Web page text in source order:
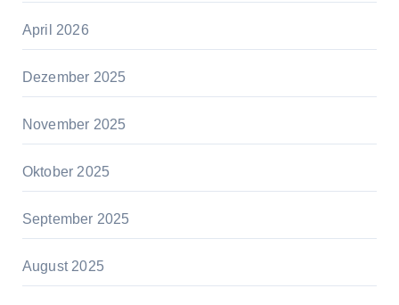
April 2026
Dezember 2025
November 2025
Oktober 2025
September 2025
August 2025